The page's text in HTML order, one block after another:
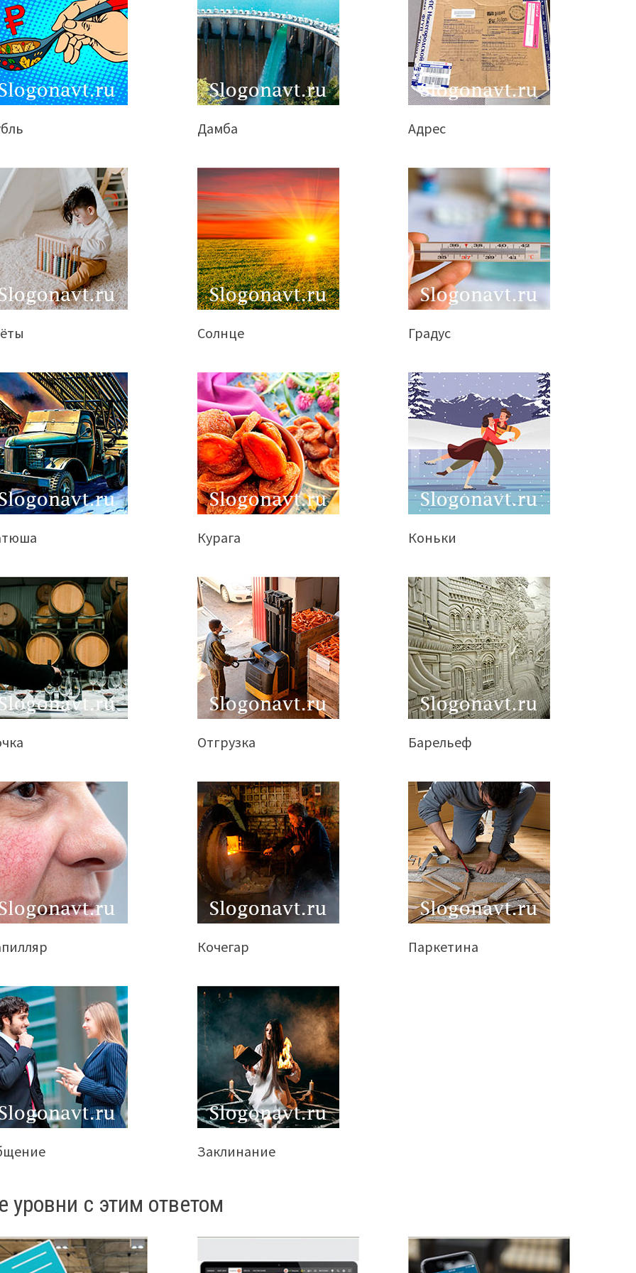
Дамба Адрес
Солнце Градус
Курага Коньки
Отгрузка Барельеф
Кочегар Паркетина
Заклинание
уровни с этим ответом